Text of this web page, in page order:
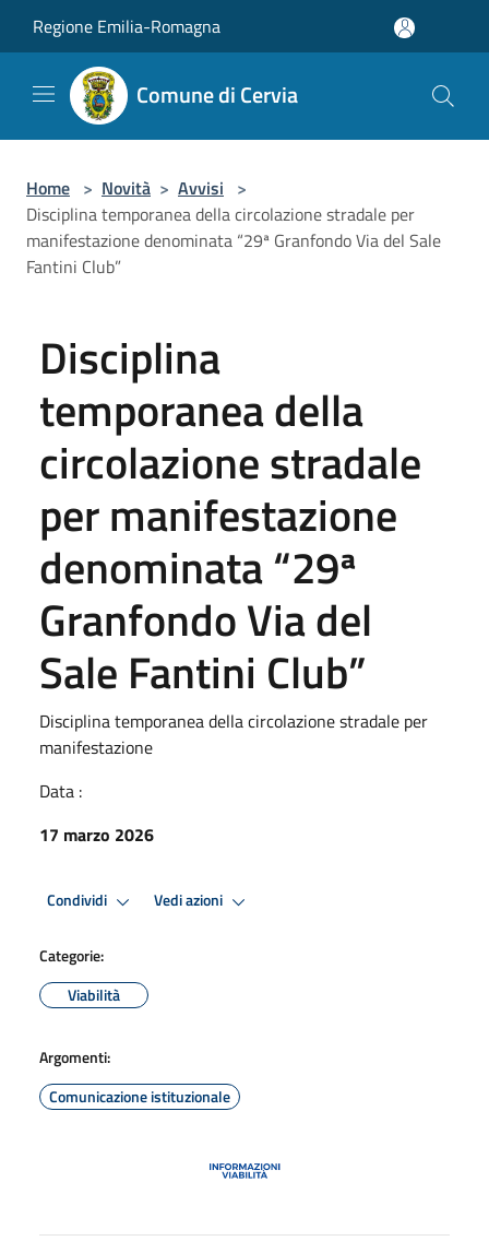
Regione Emilia-Romagna
Comune di Cervia
Home > Novità > Avvisi >
Disciplina temporanea della circolazione stradale per
manifestazione denominata “29ª Granfondo Via del Sale
Fantini Club”
Disciplina
temporanea della
circolazione stradale
per manifestazione
denominata “29ª
Granfondo Via del
Sale Fantini Club”
Disciplina temporanea della circolazione stradale per
manifestazione
Data :
17 marzo 2026
Condividi Vedi azioni
Categorie:
Viabilità
Argomenti:
Comunicazione istituzionale